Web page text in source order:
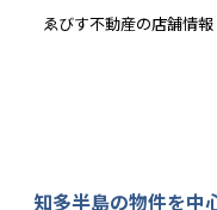
ゑびす不動産の店舗情
知多半島の物件を中